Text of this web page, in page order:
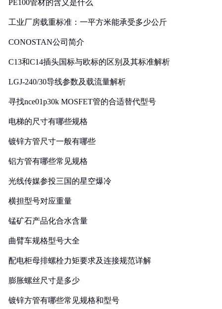
PE100管材的含义是什么
工业厂房载重标准：一平方米能承受多少公斤
CONOSTAN公司简介
C13和C14插头国标与欧标的区别及其标准解析
LGJ-240/30导线参数及载流量解析
寻找nce01p30k MOSFET管的合适替代型号
电梯的尺寸有哪些规格
镀锌方管尺寸一般有哪些
铝方管有哪些常见规格
光线传媒参投三国的星空爆冷
横担型号对应重量
锰矿石产品化合水含量
曲臂车规格型号大全
配电柜母排螺栓力矩要求及连接规范详解
膨胀螺丝尺寸是多少
镀锌方管有哪些常见规格和型号